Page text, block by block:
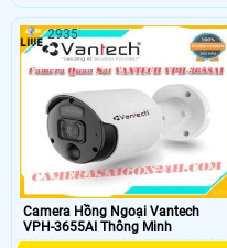
Camera Hồng Ngoại Vantech
VPH-3655AI Thông Minh
2935